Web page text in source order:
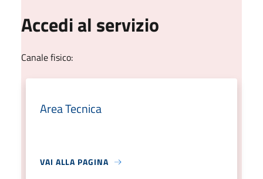
Accedi al servizio
Canale fisico:
Area Tecnica
VAI ALLA PAGINA